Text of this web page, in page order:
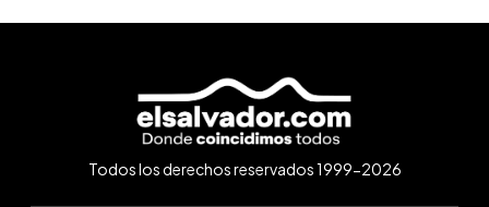
Todos los derechos reservados 1999-2026